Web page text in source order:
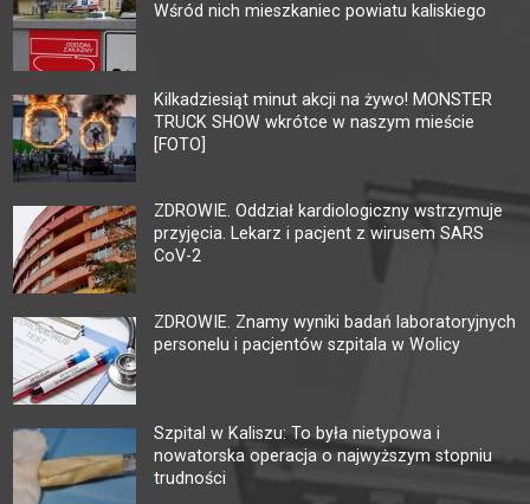
Wśród nich mieszkaniec powiatu kaliskiego
Kilkadziesiąt minut akcji na żywo! MONSTER
TRUCK SHOW wkrótce w naszym mieście
[FOTO]
ZDROWIE. Oddział kardiologiczny wstrzymuje
przyjęcia. Lekarz i pacjent z wirusem SARS
CoV-2
ZDROWIE. Znamy wyniki badań laboratoryjnych
personelu i pacjentów szpitala w Wolicy
Szpital w Kaliszu: To była nietypowa i
nowatorska operacja o najwyższym stopniu
trudności